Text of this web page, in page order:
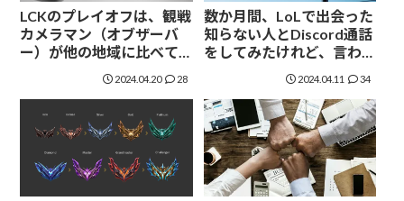
LCKのプレイオフは、観戦
カメラマン（オブザーバ
ー）が他の地域に比べて
明らかにうまい2024.04.20 28
数か月間、LoLで出会った
知らない人とDiscord通話
をしてみたけれど、言われ
ているほどトキシックで
2024.04.11 34